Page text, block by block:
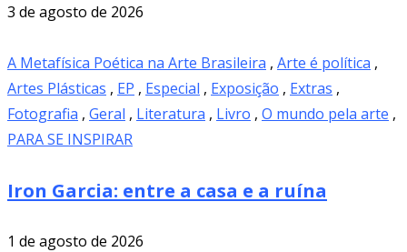
3 de agosto de 2026
A Metafísica Poética na Arte Brasileira , Arte é política ,
Artes Plásticas , EP , Especial , Exposição , Extras ,
Fotografia , Geral , Literatura , Livro , O mundo pela arte ,
PARA SE INSPIRAR
Iron Garcia: entre a casa e a ruína
1 de agosto de 2026